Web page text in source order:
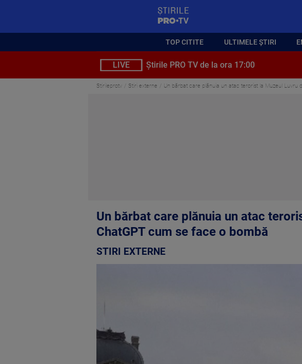
TOP CITITE ULTIMELE ȘTIRI
LIVE Știrile PRO TV de la ora 17:00
Stirileprotv Stiri externe Un bărbat care plănuia un atac terorist la Muzeul
Un bărbat care plănuia un atac
ChatGPT cum se face o bombă
STIRI EXTERNE